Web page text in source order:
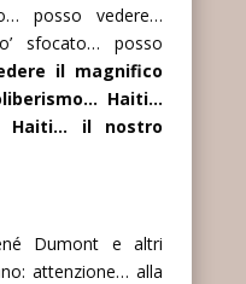
posso vedere…
sfocato… posso
il magnifico
Haiti…
Haiti… il nostro
Dumont e altri
attenzione… alla